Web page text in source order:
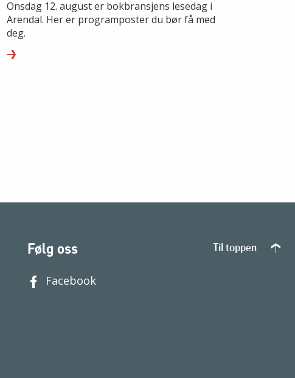
Onsdag 12. august er bokbransjens lesedag i
Arendal. Her er programposter du bør få med
deg.
Følg oss
Facebook
Til toppen